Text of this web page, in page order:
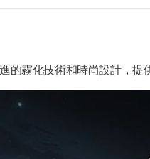
的霧化技術和時尚設計，提